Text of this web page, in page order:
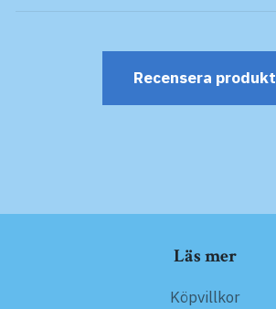
Recensera produkt
Läs mer
Köpvillkor